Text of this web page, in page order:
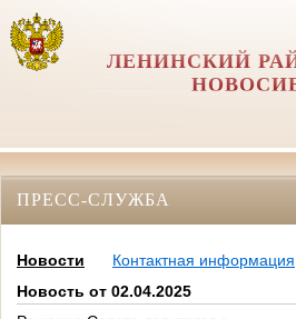
ЛЕНИНСКИЙ
ПРЕСС-СЛУЖБА
Новости
Контактная информация
Новость от 02.04.2025